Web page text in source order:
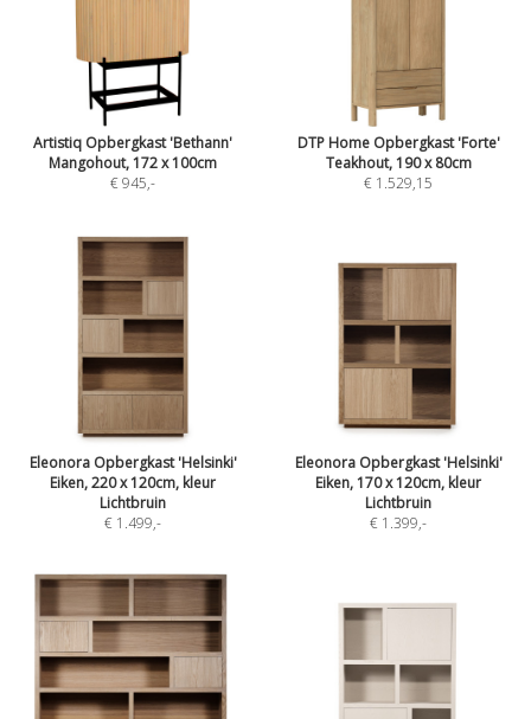
Artistiq Opbergkast 'Bethann'
Mangohout, 172 x 100cm
€ 945,-
DTP Home Opbergkast 'Forte'
Teakhout, 190 x 80cm
€ 1.529,15
Eleonora Opbergkast 'Helsinki'
Eiken, 220 x 120cm, kleur
Lichtbruin
€ 1.499,-
Eleonora Opbergkast 'Helsinki'
Eiken, 170 x 120cm, kleur
Lichtbruin
€ 1.399,-